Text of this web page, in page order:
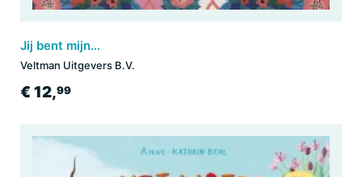
Jij bent mijn kleine knuffelbeer
Veltman Uitgevers B.V.
€ 12,99